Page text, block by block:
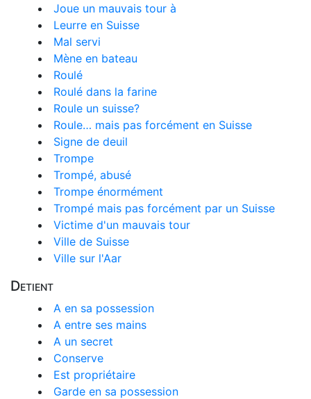
Joue un mauvais tour à
Leurre en Suisse
Mal servi
Mène en bateau
Roulé
Roulé dans la farine
Roule un suisse?
Roule… mais pas forcément en Suisse
Signe de deuil
Trompe
Trompé, abusé
Trompe énormément
Trompé mais pas forcément par un Suisse
Victime d'un mauvais tour
Ville de Suisse
Ville sur l'Aar
Detient
A en sa possession
A entre ses mains
A un secret
Conserve
Est propriétaire
Garde en sa possession